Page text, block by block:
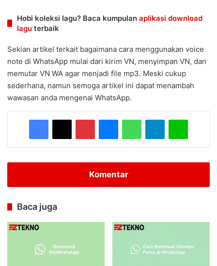
Hobi koleksi lagu? Baca kumpulan aplikasi download
lagu terbaik
Sekian artikel terkait bagaimana cara menggunakan voice
note di WhatsApp mulai dari kirim VN, menyimpan VN, dan
memutar VN WA agar menjadi file mp3. Meski cukup
sederhana, namun semoga artikel ini dapat menambah
wawasan anda mengenai WhatsApp.
Facebook
X PinterestMessengerWhatsAppTelegramLine
Komentar
Baca juga